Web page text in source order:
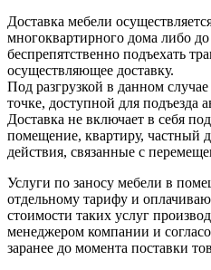
Доставка мебели
многоквартирного дома либо
беспрепятственно подъехать
осуществляющее доставку.
Под разгрузкой в данном
точке, доступной для подъезда
Доставка не включает в себя
помещение, квартиру, частный
действия, связанные с
Услуги по заносу мебели в
отдельному тарифу и
стоимости таких услуг
менеджером компании и
заранее до момента поставки